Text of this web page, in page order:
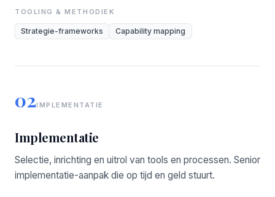
TOOLING & METHODIEK
Strategie-frameworks Capability mapping
02IMPLEMENTATIE
Implementatie
Selectie, inrichting en uitrol van tools en processen. Senior
implementatie-aanpak die op tijd en geld stuurt.